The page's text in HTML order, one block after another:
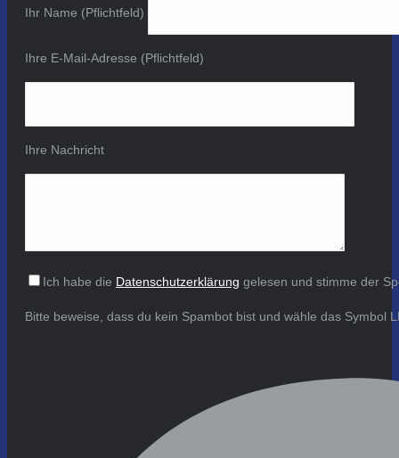
Ihr Name (Pflichtfeld)
Ihre E-Mail-Adresse (Pflichtfeld)
Ihre Nachricht
Ich habe die Datenschutzerklärung gelesen und stimme der
Bitte beweise, dass du kein Spambot bist und wähle das Symbol